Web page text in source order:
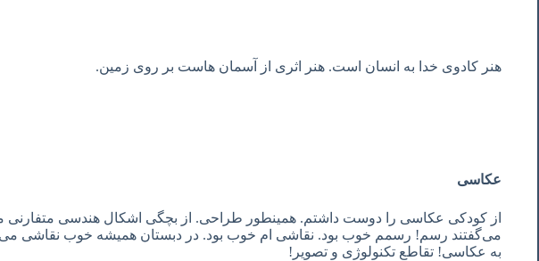
هنر کادوی خدا به انسان است. هنر اثری از آسمان هاست بر روی زمین.
عکاسی
از کودکی عکاسی را دوست داشتم. همینطور طراحی. از بچگی اشکال هندسی متفارنی
می‌گفتند رسم! رسمم خوب بود. نقاشی ام خوب بود. در دبستان همیشه خوب نقاشی
به عکاسی! تقاطع تکنولوژی و تصویر!